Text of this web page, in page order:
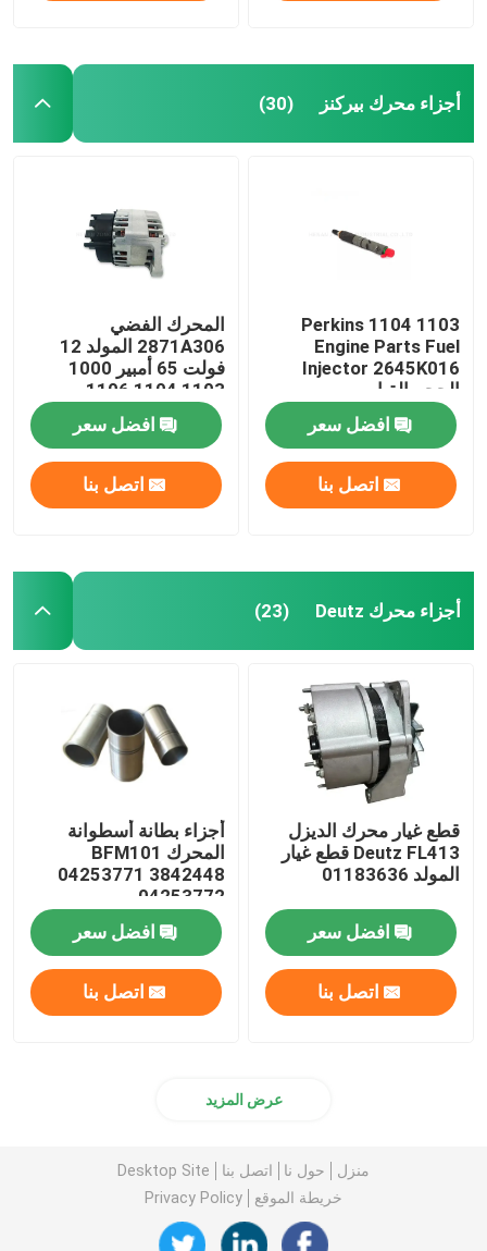
أجزاء محرك بيركنز (30)
1103 1104 Perkins
Engine Parts Fuel
Injector 2645K016
الحجم القياسي
افضل سعر
اتصل بنا
المحرك الفضي
2871A306 المولد 12
فولت 65 أمبير 1000
1103 1104 1106
افضل سعر
اتصل بنا
أجزاء محرك Deutz (23)
قطع غيار محرك الديزل
Deutz FL413 قطع غيار
المولد 01183636
افضل سعر
اتصل بنا
أجزاء بطانة أسطوانة
المحرك BFM101
04253771 3842448
04253772
افضل سعر
اتصل بنا
عرض المزيد
منزل حول نا اتصل بنا
Desktop Site
خريطة الموقع
Privacy Policy